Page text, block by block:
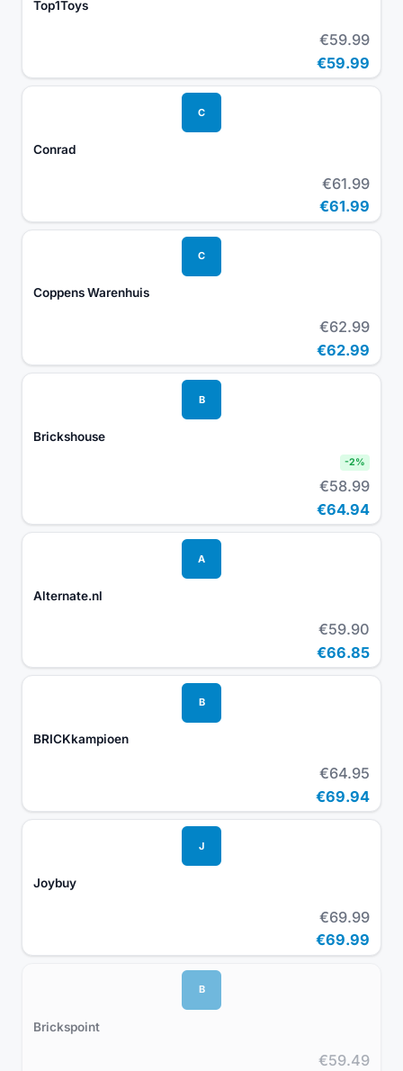
Top1Toys
€59.99
€59.99
C
Conrad
€61.99
€61.99
C
Coppens Warenhuis
€62.99
€62.99
B
Brickshouse
-2%
€58.99
€64.94
A
Alternate.nl
€59.90
€66.85
B
BRICKkampioen
€64.95
€69.94
J
Joybuy
€69.99
€69.99
B
Brickspoint
€59.49